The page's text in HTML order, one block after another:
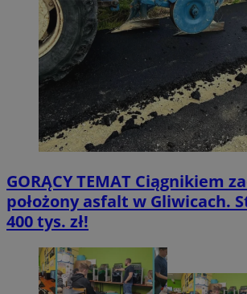
GORĄCY TEMAT Ciągnikiem
położony asfalt w Gliwicach.
400 tys. zł!